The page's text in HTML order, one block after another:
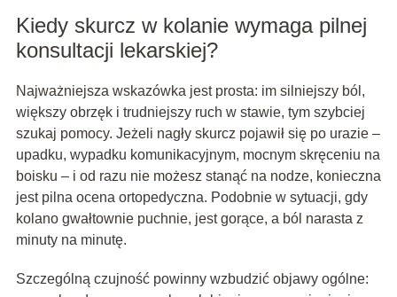
Kiedy skurcz w kolanie wymaga pilnej
konsultacji lekarskiej?
Najważniejsza wskazówka jest prosta: im silniejszy ból,
większy obrzęk i trudniejszy ruch w stawie, tym szybciej
szukaj pomocy. Jeżeli nagły skurcz pojawił się po urazie –
upadku, wypadku komunikacyjnym, mocnym skręceniu na
boisku – i od razu nie możesz stanąć na nodze, konieczna
jest pilna ocena ortopedyczna. Podobnie w sytuacji, gdy
kolano gwałtownie puchnie, jest gorące, a ból narasta z
minuty na minutę.
Szczególną czujność powinny wzbudzić objawy ogólne: